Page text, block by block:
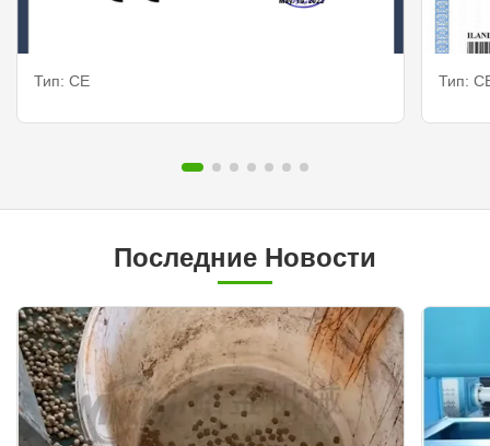
Тип: CE Тип:
Последние Новости